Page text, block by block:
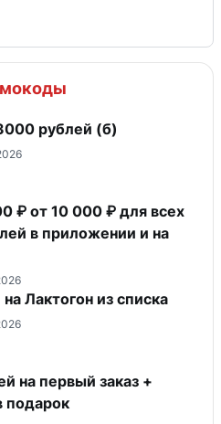
рублей (б)
₽ от 10 000 ₽ для всех
в приложении и на
Лактогон из списка
на первый заказ +
подарок